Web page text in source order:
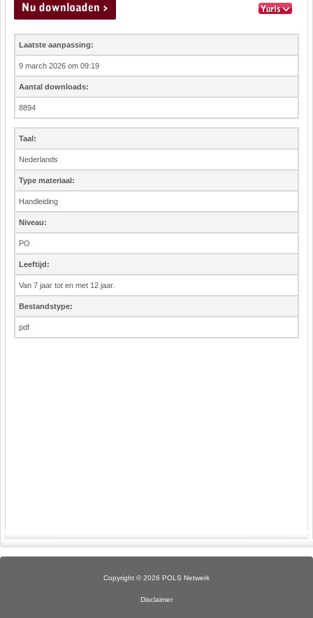
Laatste aanpassing:
9 march 2026 om 09:19
Aantal downloads:
8894
Taal:
Nederlands
Type materiaal:
Handleiding
Niveau:
PO
Leeftijd:
Van 7 jaar tot en met 12 jaar.
Bestandstype:
pdf
Copyright © 2026 POLS Netwerk
Disclaimer